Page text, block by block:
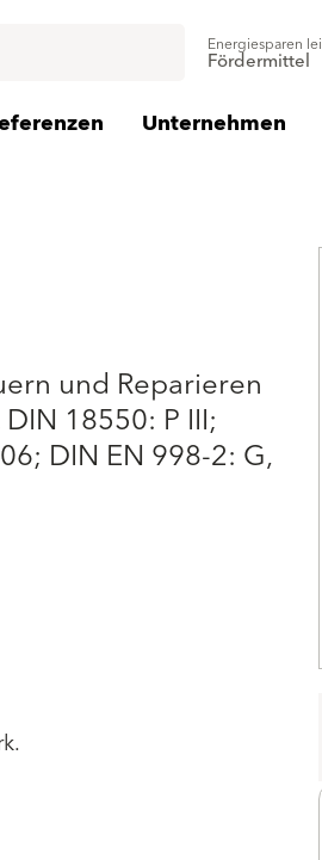
Energiesparen
Fördermittel
Unternehmen
und Reparieren
18550: P III;
DIN EN 998-2: G,